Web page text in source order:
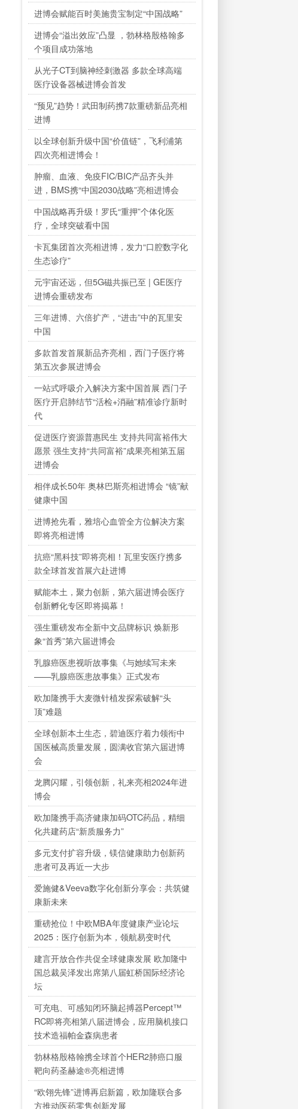
进博会赋能百时美施贵宝制定“中国战略”
进博会“溢出效应”凸显 ，勃林格殷格翰多
个项目成功落地
从光子CT到脑神经刺激器 多款全球高端
医疗设备器械进博会首发
“预见”趋势！武田制药携7款重磅新品亮相
进博
以全球创新升级中国“价值链”，飞利浦第
四次亮相进博会！
肿瘤、血液、免疫FIC/BIC产品齐头并
进，BMS携“中国2030战略”亮相进博会
中国战略再升级！罗氏“重押”个体化医
疗，全球突破看中国
卡瓦集团首次亮相进博，发力“口腔数字化
生态诊疗”
元宇宙还远，但5G磁共振已至 | GE医疗
进博会重磅发布
三年进博、六倍扩产，“进击”中的瓦里安
中国
多款首发首展新品齐亮相，西门子医疗将
第五次参展进博会
一站式呼吸介入解决方案中国首展 西门子
医疗开启肺结节“活检+消融”精准诊疗新时
代
促进医疗资源普惠民生 支持共同富裕伟大
愿景 强生支持“共同富裕”成果亮相第五届
进博会
相伴成长50年 奥林巴斯亮相进博会 “镜”献
健康中国
进博抢先看，雅培心血管全方位解决方案
即将亮相进博
抗癌“黑科技”即将亮相！瓦里安医疗携多
款全球首发首展六赴进博
赋能本土，聚力创新，第六届进博会医疗
创新孵化专区即将揭幕！
强生重磅发布全新中文品牌标识 焕新形
象“首秀”第六届进博会
乳腺癌医患视听故事集《与她续写未来
——乳腺癌医患故事集》正式发布
欧加隆携手大麦微针植发探索破解“头
顶”难题
全球创新本土生态，碧迪医疗着力领衔中
国医械高质量发展，圆满收官第六届进博
会
龙腾闪耀，引领创新，礼来亮相2024年进
博会
欧加隆携手高济健康加码OTC药品，精细
化共建药店“新质服务力”
多元支付扩容升级，镁信健康助力创新药
患者可及再近一大步
爱施健&Veeva数字化创新分享会：共筑健
康新未来
重磅抢位！中欧MBA年度健康产业论坛
2025：医疗创新为本，领航易变时代
建言开放合作共促全球健康发展 欧加隆中
国总裁吴泽发出席第八届虹桥国际经济论
坛
可充电、可感知闭环脑起搏器Percept™
RC即将亮相第八届进博会，应用脑机接口
技术造福帕金森病患者
勃林格殷格翰携全球首个HER2肺癌口服
靶向药圣赫途®亮相进博
“欧翎先锋”进博再启新篇，欧加隆联合多
方推动医药零售创新发展